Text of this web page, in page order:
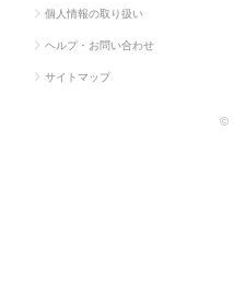
個人情報の取り扱い
ヘルプ・お問い合わせ
サイトマップ
©